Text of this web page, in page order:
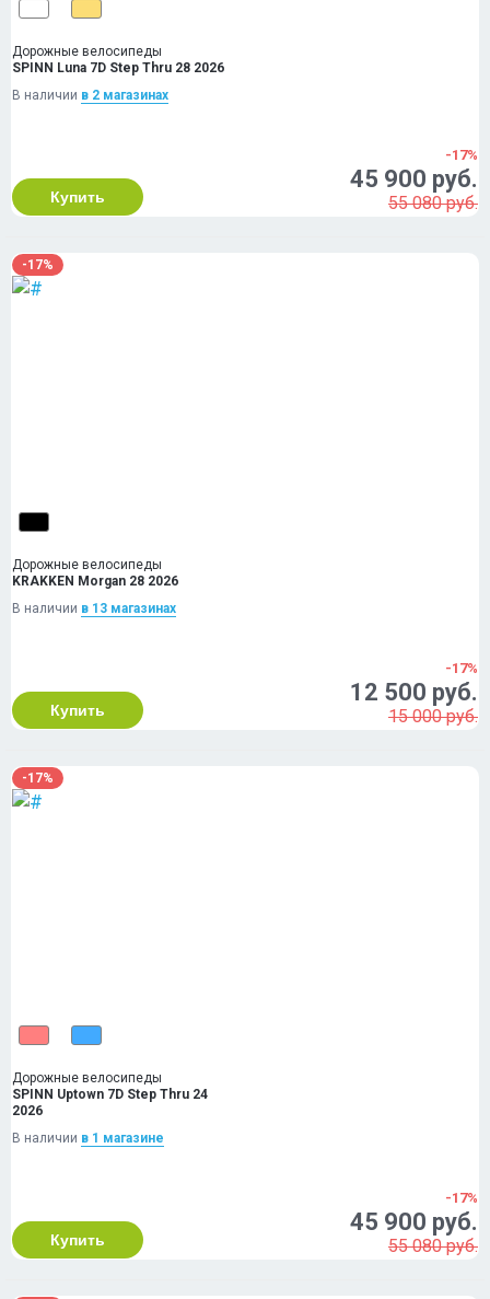
Дорожные велосипеды
SPINN Luna 7D Step Thru 28 2026
В наличии в 2 магазинах
Купить
-17%
45 900 руб.
55 080 руб.
-17%
Дорожные велосипеды
KRAKKEN Morgan 28 2026
В наличии в 13 магазинах
Купить
-17%
12 500 руб.
15 000 руб.
-17%
Дорожные велосипеды
SPINN Uptown 7D Step Thru 24
2026
В наличии в 1 магазинe
Купить
-17%
45 900 руб.
55 080 руб.